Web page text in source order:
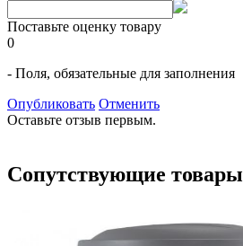
Поставьте оценку товару
0
- Поля, обязательные для заполнения
Опубликовать Отменить
Оставьте отзыв первым.
Сопутствующие товары